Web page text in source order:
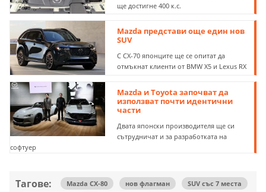
ще достигне 400 к.с.
Mazda представи още един нов
SUV
С CX-70 японците ще се опитат да
отмъкнат клиенти от BMW X5 и Lexus RX
Mazda и Toyota започват да
използват почти идентични
части
Двата японски производителя ще си
сътрудничат и за разработката на
софтуер
Тагове: Mazda CX-80 нов флагман
SUV със 7 места